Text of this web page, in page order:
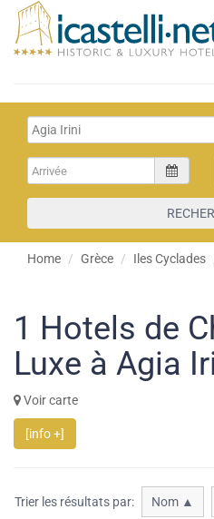
Home Grèce Iles Cyclades
1 Hotels de
Luxe à Agia
Voir carte
[info +]
Trier les résultats par: Nom ▲